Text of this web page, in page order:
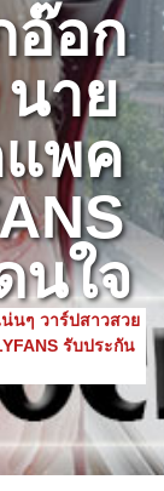
อ๊อก
าย
พค
นใจ
นๆ วาร์ปสาวสวย
รับประกัน